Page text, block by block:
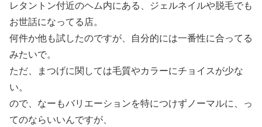
レタントン付近のヘム内にある、ジェルネイルや脱毛でも
お世話になってる店。
何件か他も試したのですが、自分的には一番性に合ってる
みたいで。
ただ、まつげに関しては毛質やカラーにチョイスが少な
い。
ので、なーもバリエーションを特につけずノーマルに、っ
てのならいいんですが、